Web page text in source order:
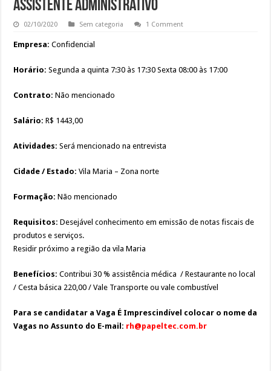
RECEPCIONISTA DE CLÍNICA
CONSULTOR COMERCIAL
OPERADOR DE LOJA – SAM’S CLUB
Vaga Atendente de Farmácia Carrefour : Inscreva-se
Assistente administrativo
02/10/2020 Sem categoria 1 Comment
Empresa: Confidencial
Horário: Segunda a quinta 7:30 às 17:30 Sexta 08:00 às 17:00
Contrato: Não mencionado
Salário: R$ 1443,00
Atividades:Será mencionado na entrevista
Cidade / Estado:Vila Maria – Zona norte
Formação: Não mencionado
Requisitos: Desejável conhecimento em emissão de notas fiscais de
produtos e serviços.
Residir próximo a região da vila Maria
Benefícios:Contribui 30 % assistência médica /Restaurante no local
/ Cesta básica 220,00 / Vale Transporte ou vale combustível
Para se candidatar a Vaga É Imprescindível colocar o nome da
Vagas no Assunto do E-mail: rh@papeltec.com.br